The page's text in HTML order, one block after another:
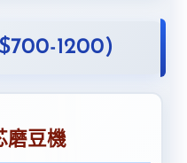
1200)
磨豆機